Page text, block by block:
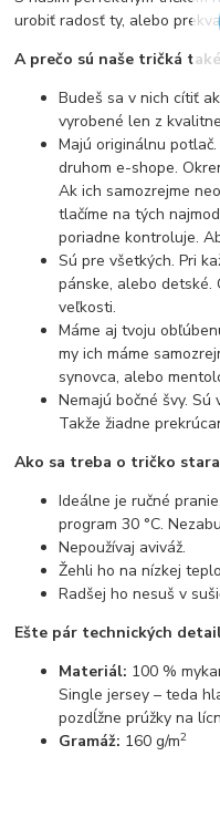
urobiť radosť ty, alebo
A prečo sú naše tričká
Budeš sa v nich cítiť
vyrobené len z
Majú originálnu
druhom e-shope.
Ak ich samozrejme
tlačíme na tých
poriadne kontroluje.
Sú pre všetkých. Pri
pánske, alebo detské.
veľkosti.
Máme aj tvoju
my ich máme
synovca, alebo
Nemajú bočné švy.
Takže žiadne
Ako sa treba o tričko
Ideálne je ručné
program 30 °C.
Nepoužívaj aviváž.
Žehli ho na nízkej
Radšej ho nesuš v
Ešte pár technických
Materiál: 100 %
Single jersey – teda
pozdĺžne prúžky na
Gramáž: 160 g/m2